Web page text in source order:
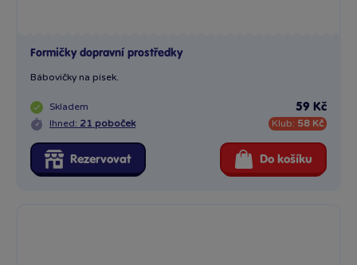
Formičky dopravní prostředky
Bábovičky na písek.
Skladem
Ihned: 21 poboček
59 Kč
Klub: 58 Kč
Rezervovat Do košíku